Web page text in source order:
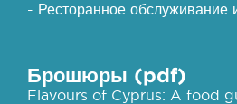
- Ресторанное обслуживание
Брошюры (pdf)
Flavours of Cyprus: A food